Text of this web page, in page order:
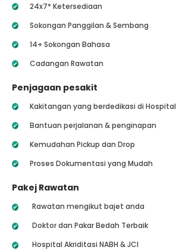
24x7* Ketersediaan
Sokongan Panggilan & Sembang
14+ Sokongan Bahasa
Cadangan Rawatan
Penjagaan pesakit
Kakitangan yang berdedikasi di Hospital
Bantuan perjalanan & penginapan
Kemudahan Pickup dan Drop
Proses Dokumentasi yang Mudah
Pakej Rawatan
Rawatan mengikut bajet anda
Doktor dan Pakar Bedah Terbaik
Hospital Akriditasi NABH & JCI